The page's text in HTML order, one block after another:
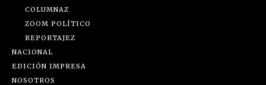
COLUMNAZ
ZOOM POLÍTICO
REPORTAJEZ
NACIONAL
EDICIÓN IMPRESA
NOSOTROS